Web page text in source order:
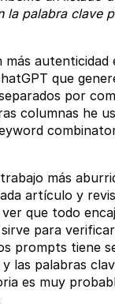
la palabra clave
más
que
por
columnas he
más
artículo y
que todo
para
prompts tiene
las palabras
es muy